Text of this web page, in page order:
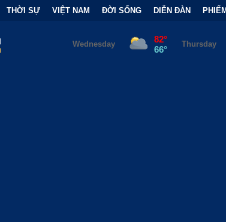
THỜI SỰ VIỆT NAM ĐỜI SỐNG DIỄN ĐÀN